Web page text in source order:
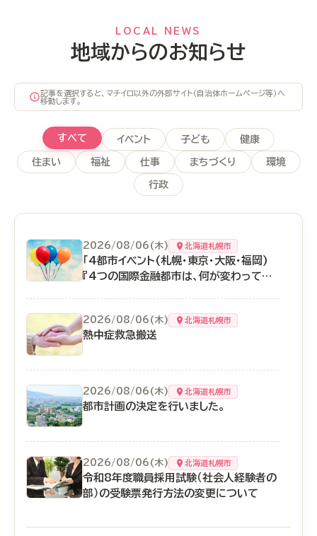
LOCAL NEWS
地域からのお知らせ
記事を選択すると、マチイロ以外の外部サイト（自治体ホームページ等）へ
移動します。
すべて イベント 子ども 健康
住まい 福祉 仕事 まちづくり 環境
行政
2026/08/06(木) 北海道札幌市
「4都市イベント(札幌・東京・大阪・福岡)
『4つの国際金融都市は、何が変わって何
2026/08/06(木) 北海道札幌市
熱中症救急搬送
2026/08/06(木) 北海道札幌市
都市計画の決定を行いました。
2026/08/06(木) 北海道札幌市
令和8年度職員採用試験（社会人経験者の
部）の受験票発行方法の変更について